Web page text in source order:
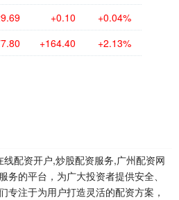
+0.10 +0.04%
+164.40 +2.13%
配资开户,炒股配资服务,广州配资网
务的平台，为广大投资者提供安全、
专注于为用户打造灵活的配资方案，